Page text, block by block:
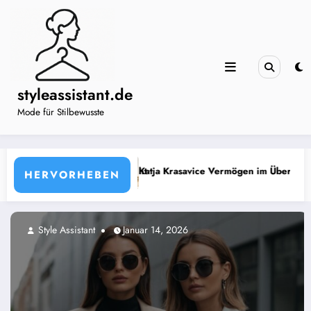
styleassistant.de
Mode für Stilbewusste
HERVORHEBEN
im Überblick » Warum natürliche Materialien
Januar 14, 2026 Style